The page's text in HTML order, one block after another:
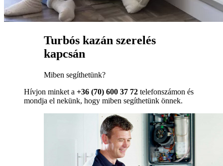
Turbós kazán szerelés
kapcsán
Miben segíthetünk?
Hívjon minket a +36 (70) 600 37 72 telefonszámon és
mondja el nekünk, hogy miben segíthetünk önnek.